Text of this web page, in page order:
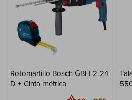
Rotomartillo Bosch GBH 2-24
D + Cinta métrica
TV y Audio
Accesorios